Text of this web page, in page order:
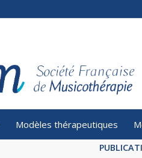
Modèles thérapeutiques